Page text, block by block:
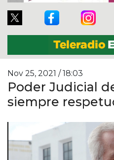
Nov 25, 2021 / 18:03
Poder Judicial
siempre